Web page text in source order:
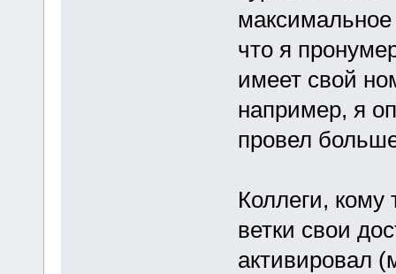
что я
имеет свой
например, я
провел
Коллеги,
ветки свои
активировал